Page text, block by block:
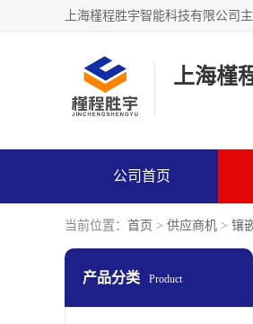
上海槿
公司首页
当前位置： 首页 > 供应商机 > 镶
产品分类 Product